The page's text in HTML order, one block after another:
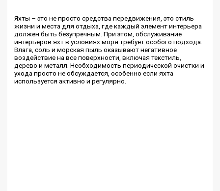
Яхты – это не просто средства передвижения, это стиль
жизни и места для отдыха, где каждый элемент интерьера
должен быть безупречным. При этом, обслуживание
интерьеров яхт в условиях моря требует особого подхода.
Влага, соль и морская пыль оказывают негативное
воздействие на все поверхности, включая текстиль,
дерево и металл. Необходимость периодической очистки и
ухода просто не обсуждается, особенно если яхта
используется активно и регулярно.